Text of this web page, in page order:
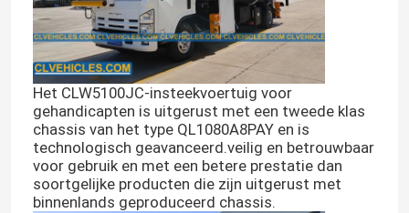
Het CLW5100JC-insteekvoertuig voor
gehandicapten is uitgerust met een tweede klas
chassis van het type QL1080A8PAY en is
technologisch geavanceerd.veilig en betrouwbaar
voor gebruik en met een betere prestatie dan
soortgelijke producten die zijn uitgerust met
binnenlands geproduceerd chassis.